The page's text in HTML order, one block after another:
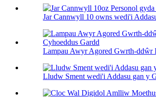
Jar Cannwyll 10 owns wedi'i
Lampau Awyr Agored Gwrth-
Lludw Sment wedi'i Addasu gan y